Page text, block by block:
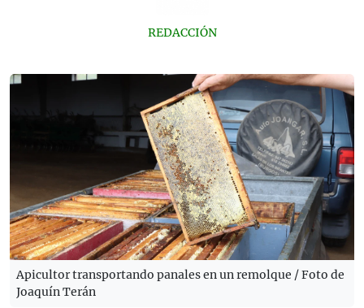
REDACCIÓN
Apicultor transportando panales en un remolque / Foto de
Joaquín Terán